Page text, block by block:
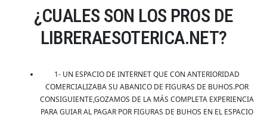
¿CUALES SON LOS PROS DE
LIBRERAESOTERICA.NET?
1- UN ESPACIO DE INTERNET QUE CON ANTERIORIDAD
COMERCIALIZABA SU ABANICO DE FIGURAS DE BUHOS.POR
CONSIGUIENTE,GOZAMOS DE LA MÁS COMPLETA EXPERIENCIA
PARA GUIAR AL PAGAR POR FIGURAS DE BUHOS EN EL ESPACIO